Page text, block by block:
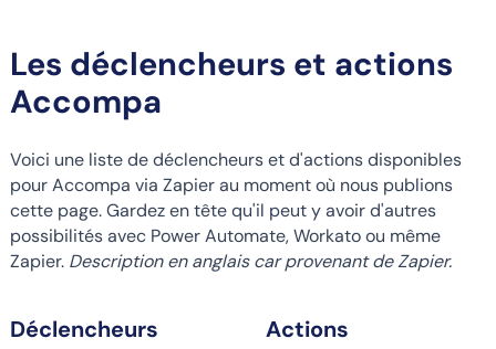
Les déclencheurs et actions
Accompa
Voici une liste de déclencheurs et d'actions disponibles
pour Accompa via Zapier au moment où nous publions
cette page. Gardez en tête qu'il peut y avoir d'autres
possibilités avec Power Automate, Workato ou même
Zapier. Description en anglais car provenant de Zapier.
Déclencheurs Actions